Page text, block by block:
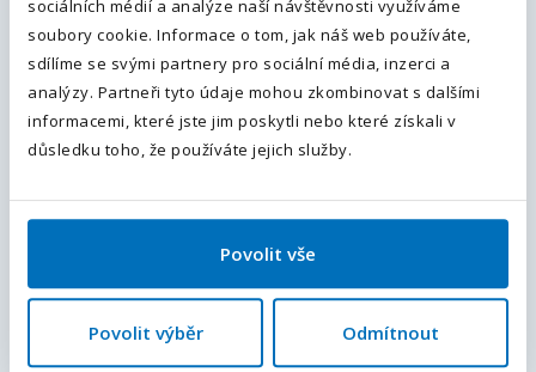
sociálních médií a analýze naší návštěvnosti využíváme
soubory cookie. Informace o tom, jak náš web používáte,
sdílíme se svými partnery pro sociální média, inzerci a
analýzy. Partneři tyto údaje mohou zkombinovat s dalšími
informacemi, které jste jim poskytli nebo které získali v
důsledku toho, že používáte jejich služby.
Povolit vše
Povolit výběr Odmítnout
35 000 - 40 000Kč / měsíc
Více informací
ubytování zdarma | m/ž
Hodkovice nad Mohelkou, Liberec, Liberecký kraj
25 000 - 32 000Kč / měsíc
Předvolba
Odesláním souhlasíte sezpracováním osobních údajů.
Odeslat